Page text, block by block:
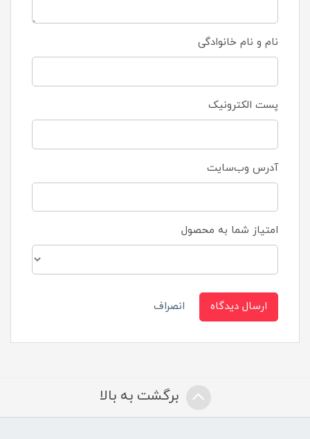
نام و نام خانوادگی
پست الکترونیک
آدرس وب‌سایت
امتیاز شما به محصول
ارسال دیدگاه انصراف
برگشت به بالا